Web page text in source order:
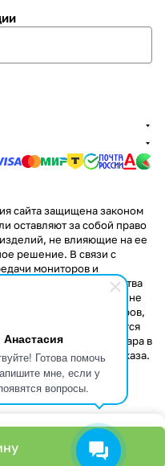
Анастасия
Готова помочь
мне, если у
вопросы.
сайта защищена законом
оставляют за собой право
не влияющие на ее
решение. В связи с
мониторов и
некоторые свойства
продукции могут не
сайте. Стоимость товаров,
распространяется
заказа данного товара в
при оформлении заказа.